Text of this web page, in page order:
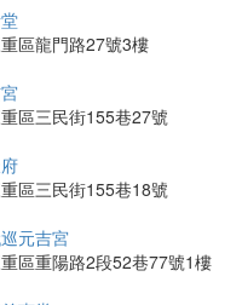
區龍門路27號3樓
區三民街155巷27號
區三民街155巷18號
元吉宮
區重陽路2段52巷77號1樓